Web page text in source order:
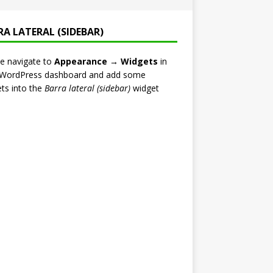
LATERAL (SIDEBAR)
navigate to Appearance → Widgets in
dashboard and add some
into the Barra lateral (sidebar)widget